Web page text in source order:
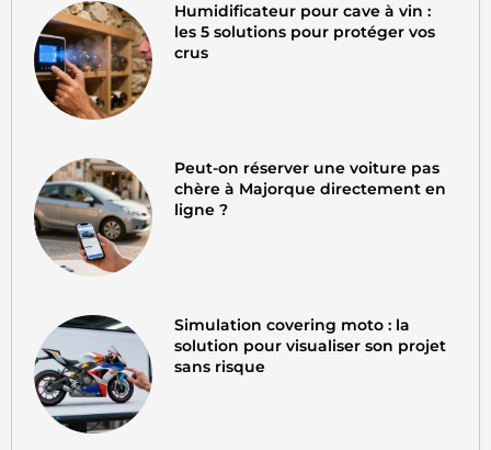
Humidificateur pour cave à vin :
les 5 solutions pour protéger vos
crus
Peut-on réserver une voiture pas
chère à Majorque directement en
ligne ?
Simulation covering moto : la
solution pour visualiser son projet
sans risque